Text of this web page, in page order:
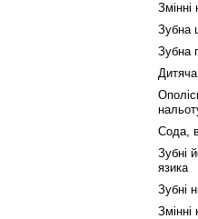
Змінні
Зубна
Зубна
Сода,
Зубні
язика
Зубні
Змінні